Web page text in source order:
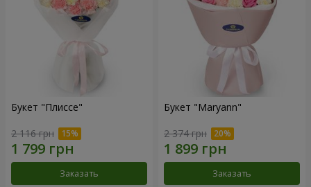
Букет "Плиссе"
2 116 грн
Заказать
Букет "Maryann"
2 374 грн
Заказать